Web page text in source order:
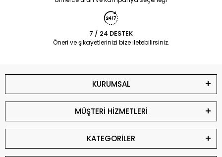
7 / 24 DESTEK
Öneri ve şikayetlerinizi bize iletebilirsiniz.
KURUMSAL
MÜŞTERİ HİZMETLERİ
KATEGORİLER